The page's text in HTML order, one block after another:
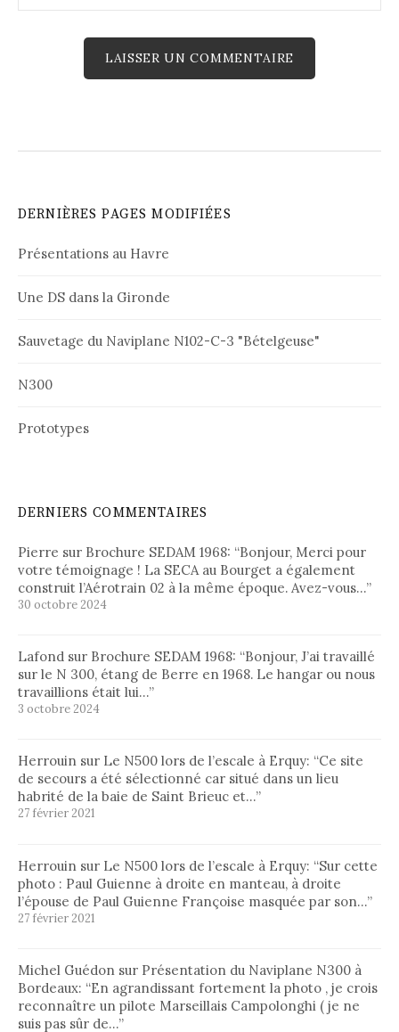
DERNIÈRES PAGES MODIFIÉES
Présentations au Havre
Une DS dans la Gironde
Sauvetage du Naviplane N102-C-3 "Bételgeuse"
N300
Prototypes
DERNIERS COMMENTAIRES
Pierre sur Brochure SEDAM 1968: “Bonjour, Merci pour
votre témoignage ! La SECA au Bourget a également
construit l’Aérotrain 02 à la même époque. Avez-vous…”
30 octobre 2024
Lafond sur Brochure SEDAM 1968: “Bonjour, J’ai travaillé
sur le N 300, étang de Berre en 1968. Le hangar ou nous
travaillions était lui…”
3 octobre 2024
Herrouin sur Le N500 lors de l’escale à Erquy: “Ce site
de secours a été sélectionné car situé dans un lieu
habrité de la baie de Saint Brieuc et…”
27 février 2021
Herrouin sur Le N500 lors de l’escale à Erquy: “Sur cette
photo : Paul Guienne à droite en manteau, à droite
l’épouse de Paul Guienne Françoise masquée par son…”
27 février 2021
Michel Guédon sur Présentation du Naviplane N300 à
Bordeaux: “En agrandissant fortement la photo , je crois
reconnaître un pilote Marseillais Campolonghi ( je ne
suis pas sûr de…”